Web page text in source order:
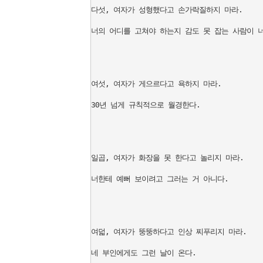
다섯, 여자가 성형했다고 손가락질하지 마라.
너의 어디를 고쳐야 하는지 감도 못 잡는 사람이
여섯, 여자가 게으르다고 욕하지 마라.
30년 넘게 규칙적으로 월경한다.
일곱, 여자가 화장을 못 한다고 놀리지 마라.
너한테 예뻐 보이려고 그러는 거 아니다.
여덟, 여자가 뚱뚱하다고 인상 찌푸리지 마라.
네 부인에게도 그런 날이 온다.